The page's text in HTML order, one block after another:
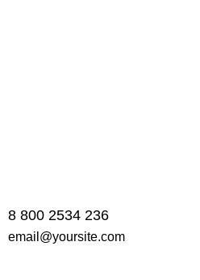
8 800 2534 236
email@yoursite.com